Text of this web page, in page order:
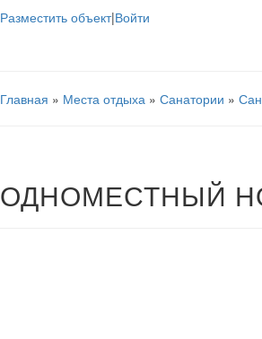
Разместить объект|Войти
Главная » Места отдыха » Санатории »
ОДНОМЕСТНЫЙ